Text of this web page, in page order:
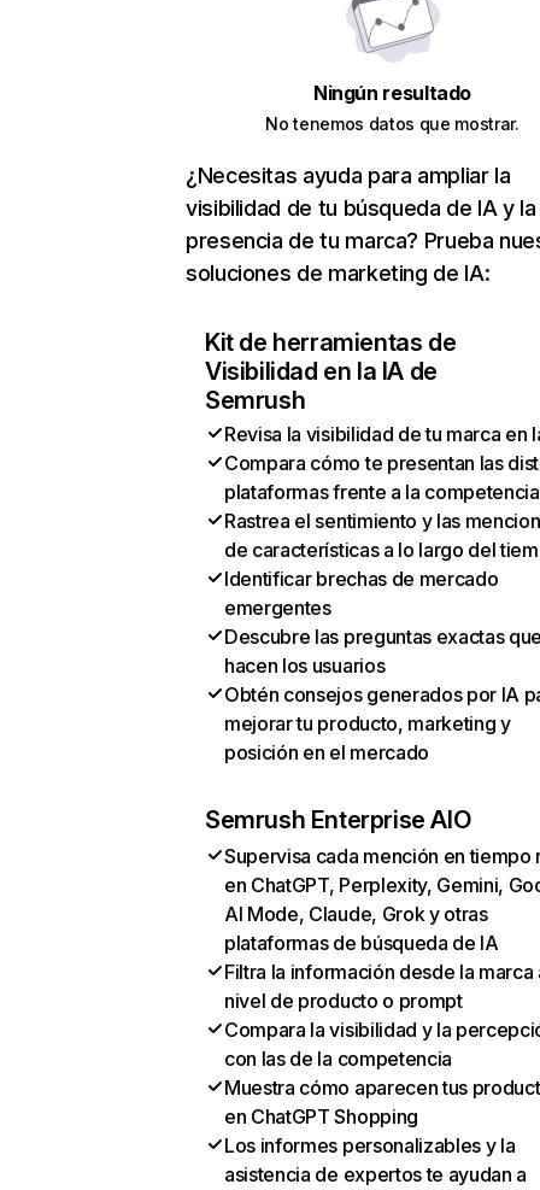
Ningún resultado
No tenemos datos que mostrar.
¿Necesitas ayuda para ampliar la
visibilidad de tu búsqueda de IA y la
presencia de tu marca? Prueba
soluciones de marketing de IA:
Kit de herramientas de
Visibilidad en la IA de
Semrush
Revisa la visibilidad de tu marca en
Compara cómo te presentan las
plataformas frente a la competencia
Rastrea el sentimiento y las
de características a lo largo del
Identificar brechas de mercado
emergentes
Descubre las preguntas exactas
hacen los usuarios
Obtén consejos generados por IA
mejorar tu producto, marketing y
posición en el mercado
Semrush Enterprise AIO
Supervisa cada mención en tiempo
en ChatGPT, Perplexity, Gemini,
AI Mode, Claude, Grok y otras
plataformas de búsqueda de IA
Filtra la información desde la marca
nivel de producto o prompt
Compara la visibilidad y la
con las de la competencia
Muestra cómo aparecen tus
en ChatGPT Shopping
Los informes personalizables y la
asistencia de expertos te ayudan a